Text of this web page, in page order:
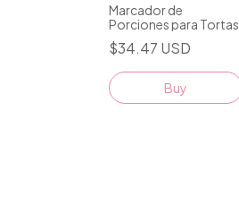
Marcador de
Porciones para Tortas
$34.47 USD